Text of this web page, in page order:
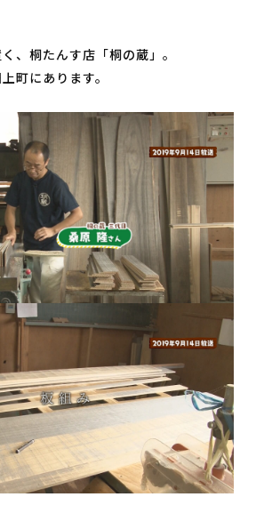
、桐たんす店「桐の蔵」。
町にあります。